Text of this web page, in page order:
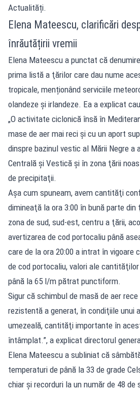
Actualități.
Elena Mateescu, clarificări
înrăutățirii vremii
Elena Mateescu a punctat că
prima listă a ţărilor care dau nume
tropicale, menționând serviciile
olandeze şi irlandeze. Ea a explicat
„O activitate ciclonică însă în
mase de aer mai reci şi cu un aport
dinspre bazinul vestic al Mării Negre a
Centrală şi Vestică şi în zona ţării
de precipitaţii.
Aşa cum spuneam, avem cantităţi
dimineaţă la ora 3:00 în bună parte din
zona de sud, sud-est, centru a ţării,
avertizarea de cod portocaliu până
care de la ora 20:00 a intrat în vigoare
de cod portocaliu, valori ale
până la 65 l/m pătrat punctiform.
Sigur că schimbul de masă de aer
rezistentă a generat, în condiţiile unui
umezeală, cantităţi importante în
întâmplat.”, a explicat directorul
Elena Mateescu a subliniat că
temperaturi de până la 33 de grade
chiar şi recorduri la un număr de 48